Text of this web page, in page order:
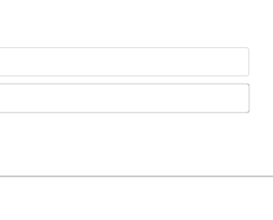
Nome
Email*